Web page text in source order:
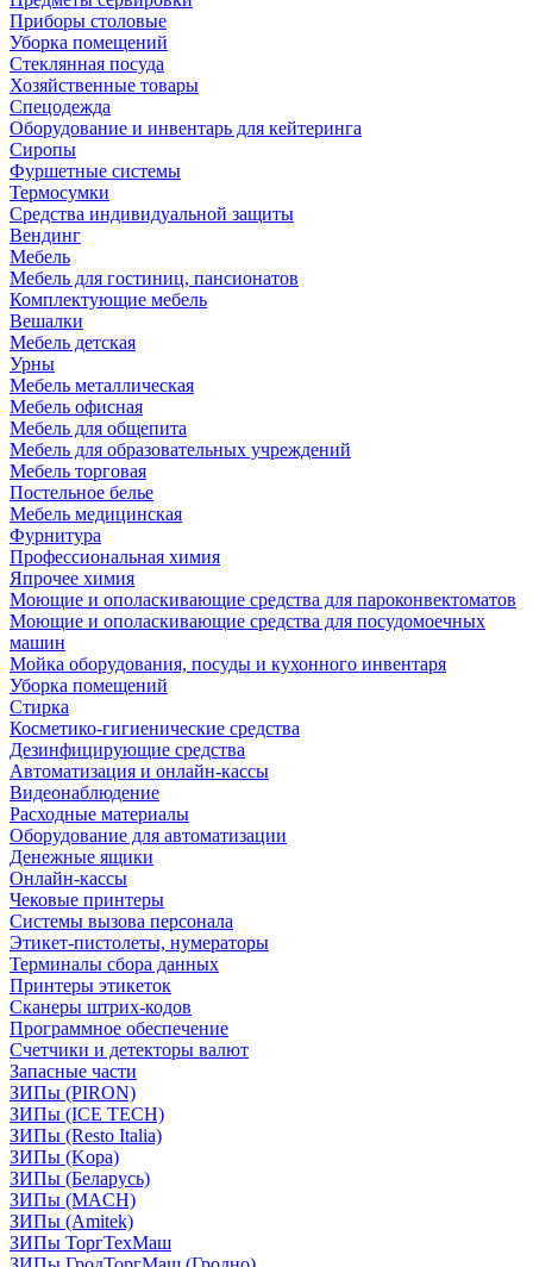
Приборы столовые
Уборка помещений
Стеклянная посуда
Хозяйственные товары
Спецодежда
Оборудование и инвентарь для кейтеринга
Сиропы
Фуршетные системы
Термосумки
Средства индивидуальной защиты
Вендинг
Мебель
Мебель для гостиниц, пансионатов
Комплектующие мебель
Вешалки
Мебель детская
Урны
Мебель металлическая
Мебель офисная
Мебель для общепита
Мебель для образовательных учреждений
Мебель торговая
Постельное белье
Мебель медицинская
Фурнитура
Профессиональная химия
Япрочее химия
Моющие и ополаскивающие средства для пароконвектоматов
Моющие и ополаскивающие средства для посудомоечных
машин
Мойка оборудования, посуды и кухонного инвентаря
Уборка помещений
Стирка
Косметико-гигиенические средства
Дезинфицирующие средства
Автоматизация и онлайн-кассы
Видеонаблюдение
Расходные материалы
Оборудование для автоматизации
Денежные ящики
Онлайн-кассы
Чековые принтеры
Системы вызова персонала
Этикет-пистолеты, нумераторы
Терминалы сбора данных
Принтеры этикеток
Сканеры штрих-кодов
Программное обеспечение
Счетчики и детекторы валют
Запасные части
ЗИПы (PIRON)
ЗИПы (ICE TECH)
ЗИПы (Resto Italia)
ЗИПы (Kopa)
ЗИПы (Беларусь)
ЗИПы (MACH)
ЗИПы (Amitek)
ЗИПы ТоргТехМаш